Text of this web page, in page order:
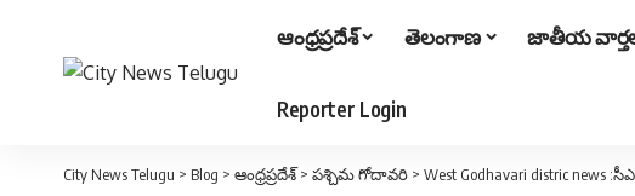
ఆంధ్రప్రదేశ్ తెలంగాణ జాతీయ
Reporter Login
City News Telugu > Blog > ఆంధ్రప్రదేశ్> పశ్చిమ గోదావరి > West Godhavari distric